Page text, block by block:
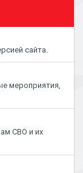
сайта.
мероприятия,
СВО и их